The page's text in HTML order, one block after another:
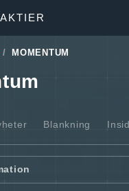
MOMENTUM
Blankning